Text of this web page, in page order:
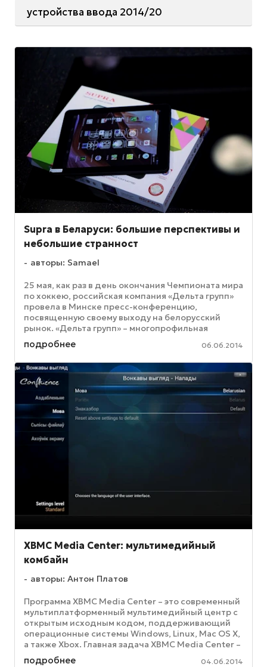
устройства ввода 2014/20
Supra в Беларуси: большие перспективы и
небольшие странност
авторы: Samael
25 мая, как раз в день окончания Чемпионата мира
по хоккею, российская компания «Дельта групп»
провела в Минске пресс-конференцию,
посвященную своему выходу на белорусский
рынок. «Дельта групп» – многопрофильная
компания, которая владеет торговыми ...
подробнее 06.06.2014
XBMC Media Center: мультимедийный
комбайн
авторы: Антон Платов
Программа XBMC Media Center – это современный
мультиплатформенный мультимедийный центр с
открытым исходным кодом, поддерживающий
операционные системы Windows, Linux, Mac OS X,
а также Xbox. Главная задача XBMC Media Center –
помочь превратить ...
подробнее 04.06.2014